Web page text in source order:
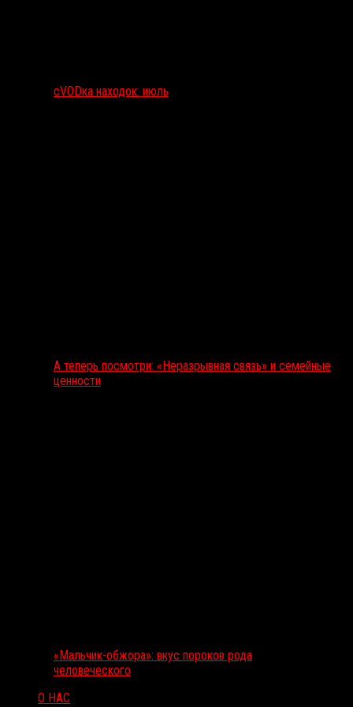
сVODка находок: июль
А теперь посмотри: «Неразрывная связь» и семейные
ценности
«Мальчик-обжора»: вкус пороков рода
человеческого
О НАС